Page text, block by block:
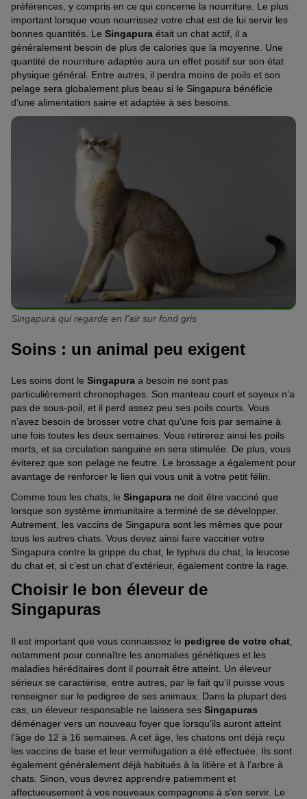
préférences, y compris en ce qui concerne la nourriture. Le plus
important lorsque vous nourrissez votre chat est de lui servir les
bonnes quantités. Le Singapura était un chat actif, il a
généralement besoin de plus de calories que la moyenne. Une
quantité de nourriture adaptée aura un effet positif sur son état
physique général. Entre autres, il perdra moins de poils et son
pelage sera globalement plus beau si le Singapura bénéficie
d’une alimentation saine et adaptée à ses besoins.
Singapura qui regarde en l’air sur fond gris
Soins : un animal peu exigent
Les soins dont le Singapura a besoin ne sont pas
particulièrement chronophages. Son manteau court et soyeux n’a
pas de sous-poil, et il perd assez peu ses poils courts. Vous
n’avez besoin de brosser votre chat qu’une fois par semaine à
une fois toutes les deux semaines. Vous retirerez ainsi les poils
morts, et sa circulation sanguine en sera stimulée. De plus, vous
éviterez que son pelage ne feutre. Le brossage a également pour
avantage de renforcer le lien qui vous unit à votre petit félin.
Comme tous les chats, le Singapura ne doit être vacciné que
lorsque son système immunitaire a terminé de se développer.
Autrement, les vaccins de Singapura sont les mêmes que pour
tous les autres chats. Vous devez ainsi faire vacciner votre
Singapura contre la grippe du chat, le typhus du chat, la leucose
du chat et, si c’est un chat d’extérieur, également contre la rage.
Choisir le bon éleveur de
Singapuras
Il est important que vous connaissiez le pedigree de votre chat
notamment pour connaître les anomalies génétiques et les
maladies héréditaires dont il pourrait être atteint. Un éleveur
sérieux se caractérise, entre autres, par le fait qu’il puisse vous
renseigner sur le pedigree de ses animaux. Dans la plupart des
cas, un éleveur responsable ne laissera ses Singapuras
déménager vers un nouveau foyer que lorsqu’ils auront atteint
l’âge de 12 à 16 semaines. A cet âge, les chatons ont déjà reçu
les vaccins de base et leur vermifugation a été effectuée. Ils sont
également généralement déjà habitués à la litière et à l’arbre à
chats. Sinon, vous devrez apprendre patiemment et
affectueusement à vos nouveaux compagnons à s’en servir. Le